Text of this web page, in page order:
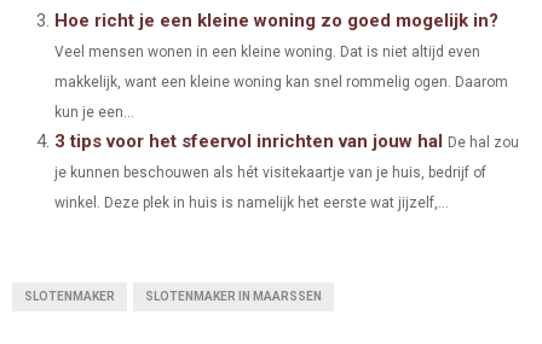
E
R
)
K S
T
N
Hoe richt je een kleine woning zo goed mogelijk in?
Veel mensen wonen in een kleine woning. Dat is niet altijd even
makkelijk, want een kleine woning kan snel rommelig ogen. Daarom
kun je een...
3 tips voor het sfeervol inrichten van jouw hal De hal zou
je kunnen beschouwen als hét visitekaartje van je huis, bedrijf of
winkel. Deze plek in huis is namelijk het eerste wat jijzelf,...
SLOTENMAKER SLOTENMAKER IN MAARSSEN